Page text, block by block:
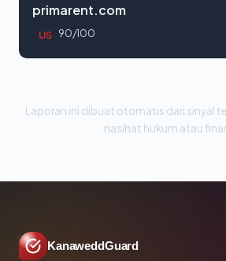
primarent.com
US 90/100
Laporan ini dibuat otomatis dari sinyal
nasihat hukum atau
KanaweddGuard